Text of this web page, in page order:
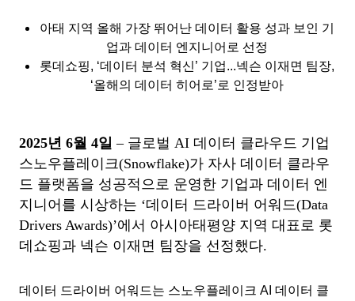
아태 지역 올해 가장 뛰어난 데이터 활용 성과 보인 기
업과 데이터 엔지니어로 선정
롯데쇼핑, ‘데이터 분석 혁신’ 기업...넥슨 이재면 팀장,
‘올해의 데이터 히어로’로 인정받아
2025년 6월 4일 – 글로벌 AI 데이터 클라우드 기업
스노우플레이크(Snowflake)가 자사 데이터 클라우
드 플랫폼을 성공적으로 운영한 기업과 데이터 엔
지니어를 시상하는 ‘데이터 드라이버 어워드(Data
Drivers Awards)’에서 아시아태평양 지역 대표로 롯
데쇼핑과 넥슨 이재면 팀장을 선정했다.
데이터 드라이버 어워드는 스노우플레이크 AI 데이터 클